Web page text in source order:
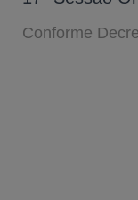
Conforme